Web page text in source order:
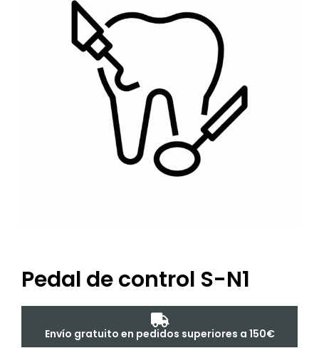
Pedal de control S-N1
Envío gratuito en pedidos superiores a 150€